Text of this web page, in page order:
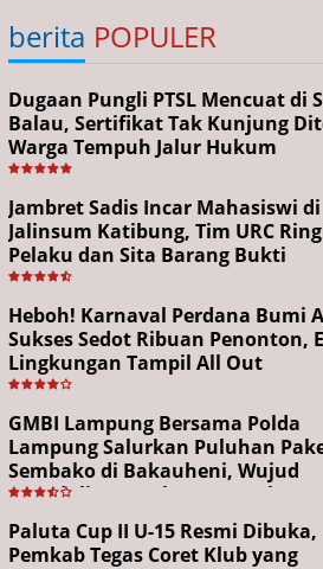
berita POPULER
Dugaan Pungli PTSL Mencuat di
Balau, Sertifikat Tak Kunjung
Warga Tempuh Jalur Hukum
Jambret Sadis Incar Mahasiswi di
Jalinsum Katibung, Tim URC
Pelaku dan Sita Barang Bukti
Heboh! Karnaval Perdana Bumi
Sukses Sedot Ribuan Penonton,
Lingkungan Tampil All Out
GMBI Lampung Bersama Polda
Lampung Salurkan Puluhan
Sembako di Bakauheni, Wujud
Kepedulian Sambut HUT RI ke-81
Paluta Cup II U-15 Resmi Dibuka,
Pemkab Tegas Coret Klub yang